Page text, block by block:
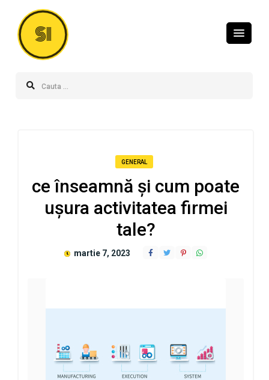
SI
GENERAL
ce înseamnă și cum poate
ușura activitatea firmei
tale?
martie 7, 2023